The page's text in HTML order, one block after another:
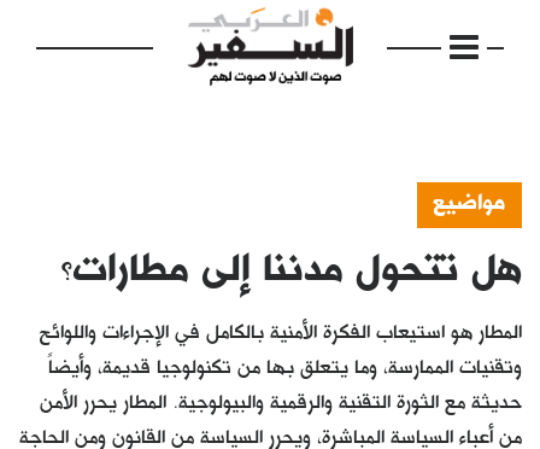
الرئيسية
إفتتاحية
فكرة
مواضيع
هل تتحول مدننا إلى مطارات؟
المطار هو استيعاب الفكرة الأمنية بالكامل في الإجراءات واللوائح
وتقنيات الممارسة، وما يتعلق بها من تكنولوجيا قديمة، وأيضاً
حديثة مع الثورة التقنية والرقمية والبيولوجية. المطار يحرر الأمن
من أعباء السياسة المباشِرة، ويحرر السياسة من القانون ومن الحاجة